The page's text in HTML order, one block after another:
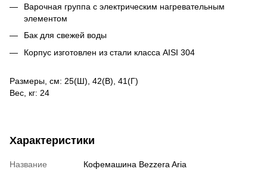
Варочная группа с электрическим нагревательным
элементом
Бак для свежей воды
Корпус изготовлен из стали класса AISI 304
Размеры, см: 25(Ш), 42(В), 41(Г)
Вес, кг: 24
Характеристики
Название
Кофемашина Bezzera Aria